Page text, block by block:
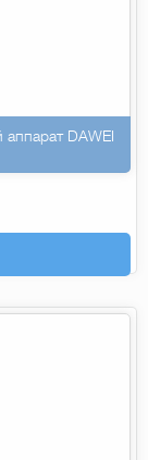
DAWEI